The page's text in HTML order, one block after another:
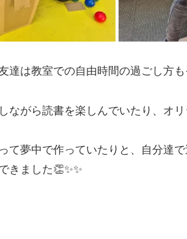
達は教室での自由時間の過ごし方も
ながら読書を楽しんでいたり、オ
て夢中で作っていたりと、自分達
きました👏✨️✨️